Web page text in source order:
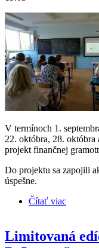
V termínoch 1.
22. októbra, 28. októbra
projekt finančnej
Do projektu sa zapojili
úspešne.
Čítať viac
Limitovaná